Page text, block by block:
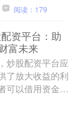
阅读：179
资平台：助
富未来
炒股配资平台应
了放大收益的利
可以借用资金，
吗，从而获得